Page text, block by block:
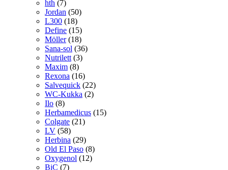
hth (7)
Jordan (50)
L300 (18)
Define (15)
Möller (18)
Sana-sol (36)
Nutrilett (3)
Maxim (8)
Rexona (16)
Salvequick (22)
WC-Kukka (2)
Ilo (8)
Herbamedicus (15)
Colgate (21)
LV (58)
Herbina (29)
Old El Paso (8)
Oxygenol (12)
BiC (7)